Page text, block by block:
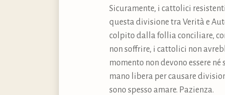
Sicuramente, i cattolici
questa divisione tra Verità e
colpito dalla follia conciliare,
non soffrire, i cattolici non
momento non devono essere
mano libera per causare
sono spesso amare. Pazienza.